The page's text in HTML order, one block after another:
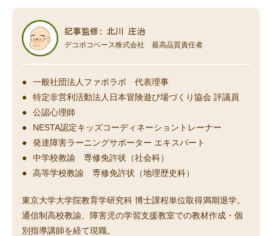
記事監修: 北川 庄治
デコボコベース株式会社 最高品質責任者
一般社団法人ファボラボ 代表理事
特定非営利活動法人日本冒険遊び場づくり協会 評議員
公認心理師
NESTA認定キッズコーディネーショントレーナー
発達障害ラーニングサポーター エキスパート
中学校教諭 専修免許状（社会科）
高等学校教諭 専修免許状（地理歴史科）
東京大学大学院教育学研究科 博士課程単位取得満期退学。
通信制高校教諭、障害児の学習支援教室での教材作成・個
別指導講師を経て現職。